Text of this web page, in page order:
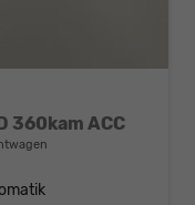
360kam ACC